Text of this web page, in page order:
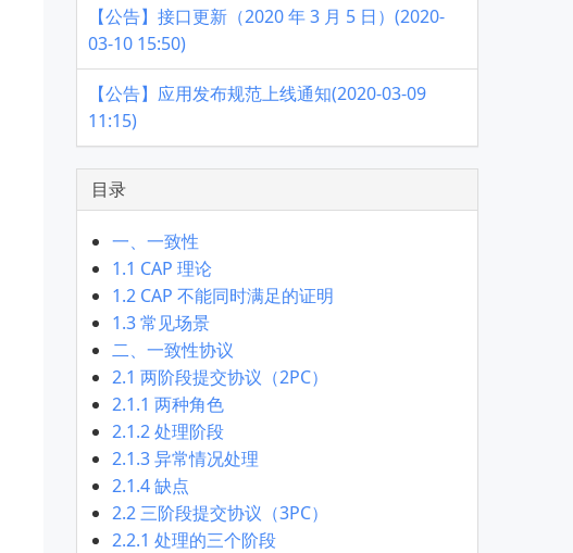
【公告】接口更新（2020 年 3 月 5 日）(2020-
03-10 15:50)
【公告】应用发布规范上线通知(2020-03-09
11:15)
目录
一、一致性
1.1 CAP 理论
1.2 CAP 不能同时满足的证明
1.3 常见场景
二、一致性协议
2.1 两阶段提交协议（2PC）
2.1.1 两种角色
2.1.2 处理阶段
2.1.3 异常情况处理
2.1.4 缺点
2.2 三阶段提交协议（3PC）
2.2.1 处理的三个阶段